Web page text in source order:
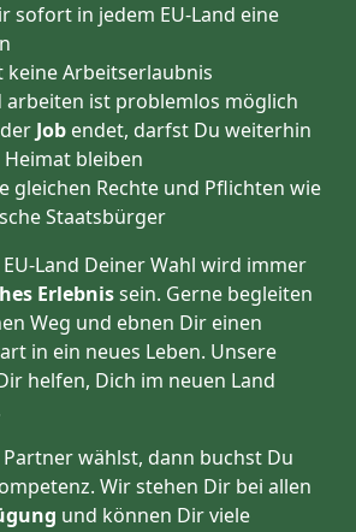
sofort in jedem EU-Land eine
keine Arbeitserlaubnis
arbeiten ist problemlos möglich
Job endet, darfst Du weiterhin
bleiben
gleichen Rechte und Pflichten wie
Staatsbürger
Land Deiner Wahl wird immer
Erlebnissein. Gerne begleiten
Weg und ebnen Dir einen
in ein neues Leben. Unsere
helfen, Dich im neuen Land
wählst, dann buchst Du
Wir stehen Dir bei allen
und können Dir viele